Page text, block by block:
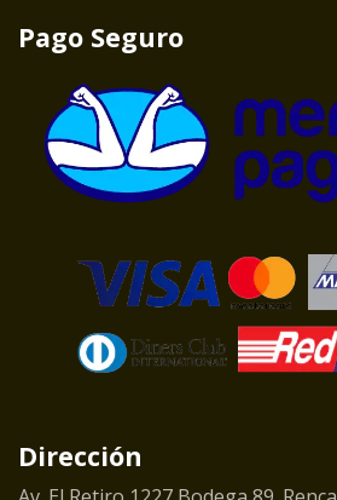
Pago Seguro
Dirección